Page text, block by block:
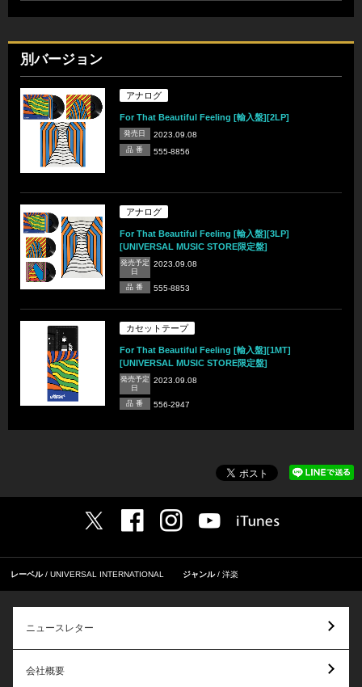
別バージョン
アナログ
For That Beautiful Feeling [輸入盤][2LP]
発売日 2023.09.08
品 番 555-8856
アナログ
For That Beautiful Feeling [輸入盤][3LP]
[UNIVERSAL MUSIC STORE限定盤]
発売予定
日
2023.09.08
品 番 555-8853
カセットテープ
For That Beautiful Feeling [輸入盤][1MT]
[UNIVERSAL MUSIC STORE限定盤]
発売予定
日
2023.09.08
品 番 556-2947
レーベル UNIVERSAL INTERNATIONAL ジャンル 洋楽
ニュースレター
会社概要